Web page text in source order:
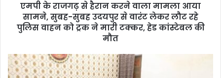
एमपी के राजगढ़ से हैरान करने वाला मामला आया
सामने, सुबह-सुबह उदयपुर से वारंट लेकर लौट रहे
पुलिस वाहन को ट्रक ने मारी टक्कर, हेड कांस्टेबल की
मौत